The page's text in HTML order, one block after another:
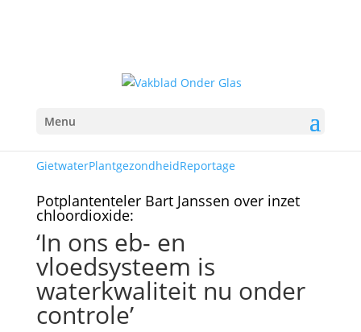
Menu
GietwaterPlantgezondheidReportage
Potplantenteler Bart Janssen over inzet
chloordioxide:
‘In ons eb- en
vloedsysteem is
waterkwaliteit nu onder
controle’